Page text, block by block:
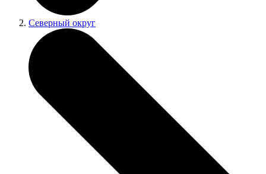
Северный округ